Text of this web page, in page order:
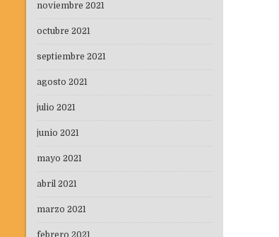
noviembre 2021
octubre 2021
septiembre 2021
agosto 2021
julio 2021
junio 2021
mayo 2021
abril 2021
marzo 2021